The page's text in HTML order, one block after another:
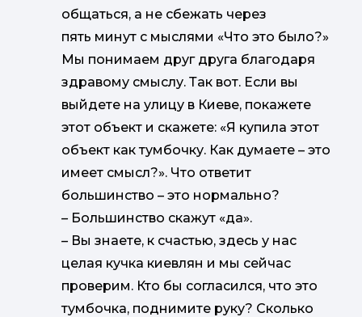
общаться, а не сбежать через
пять минут с мыслями «Что это было?»
Мы понимаем друг друга благодаря
здравому смыслу. Так вот. Если вы
выйдете на улицу в Киеве, покажете
этот объект и скажете: «Я купила этот
объект как тумбочку. Как думаете – это
имеет смысл?». Что ответит
большинство – это нормально?
– Большинство скажут «да».
– Вы знаете, к счастью, здесь у нас
целая кучка киевлян и мы сейчас
проверим. Кто бы согласился, что это
тумбочка, поднимите руку? Сколько